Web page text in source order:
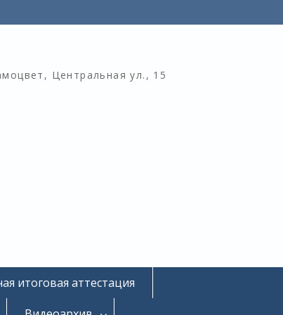
Центральная ул., 15
итоговая аттестация